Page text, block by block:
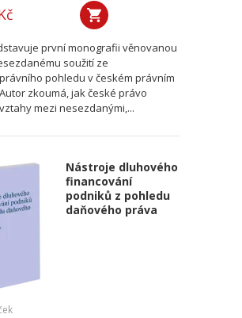
první monografii věnovanou
soužití ze
pohledu v českém právním
zkoumá, jak české právo
mezi nesezdanými,...
Nástroje dluhového
financování
podniků z pohledu
daňového práva